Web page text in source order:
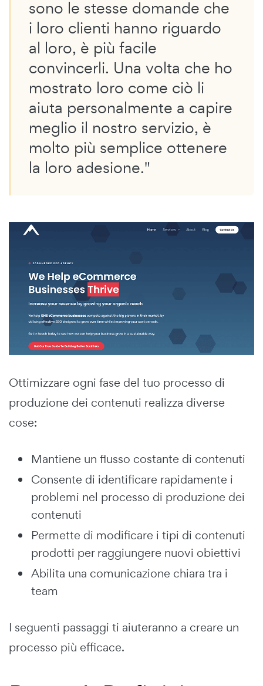
sono le stesse domande che
i loro clienti hanno riguardo
al loro, è più facile
convincerli. Una volta che ho
mostrato loro come ciò li
aiuta personalmente a capire
meglio il nostro servizio, è
molto più semplice ottenere
la loro adesione."
Ottimizzare ogni fase del tuo processo di
produzione dei contenuti realizza diverse
cose:
Mantiene un flusso costante di contenuti
Consente di identificare rapidamente i
problemi nel processo di produzione dei
contenuti
Permette di modificare i tipi di contenuti
prodotti per raggiungere nuovi obiettivi
Abilita una comunicazione chiara tra i
team
I seguenti passaggi ti aiuteranno a creare un
processo più efficace.